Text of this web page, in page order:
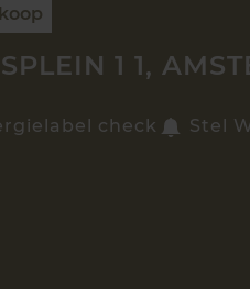
1 1,
check Stel